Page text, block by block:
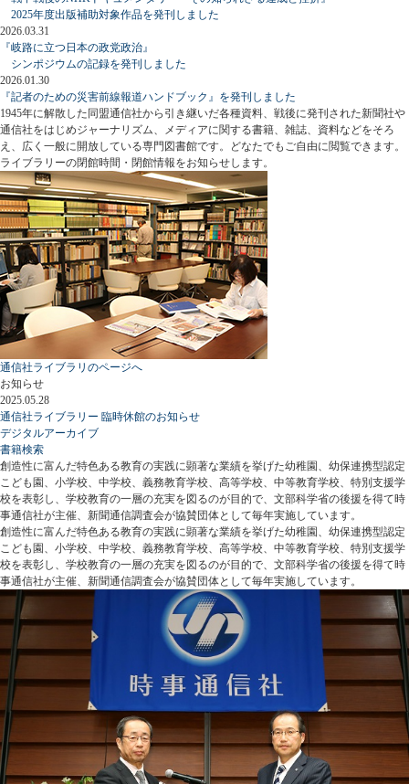
2025年度出版補助対象作品を発刊しました
2026.03.31
『岐路に立つ日本の政党政治』
シンポジウムの記録を発刊しました
2026.01.30
『記者のための災害前線報道ハンドブック』を発刊しました
1945年に解散した同盟通信社から引き継いだ各種資料、戦後に発刊された新聞社や
通信社をはじめジャーナリズム、メディアに関する書籍、雑誌、資料などをそろ
え、広く一般に開放している専門図書館です。どなたでもご自由に閲覧できます。
ライブラリーの閉館時間・閉館情報をお知らせします。
通信社ライブラリのページへ
お知らせ
2025.05.28
通信社ライブラリー 臨時休館のお知らせ
デジタルアーカイブ
書籍検索
創造性に富んだ特色ある教育の実践に顕著な業績を挙げた幼稚園、幼保連携型認定
こども園、小学校、中学校、義務教育学校、高等学校、中等教育学校、特別支援学
校を表彰し、学校教育の一層の充実を図るのが目的で、文部科学省の後援を得て時
事通信社が主催、新聞通信調査会が協賛団体として毎年実施しています。
創造性に富んだ特色ある教育の実践に顕著な業績を挙げた幼稚園、幼保連携型認定
こども園、小学校、中学校、義務教育学校、高等学校、中等教育学校、特別支援学
校を表彰し、学校教育の一層の充実を図るのが目的で、文部科学省の後援を得て時
事通信社が主催、新聞通信調査会が協賛団体として毎年実施しています。